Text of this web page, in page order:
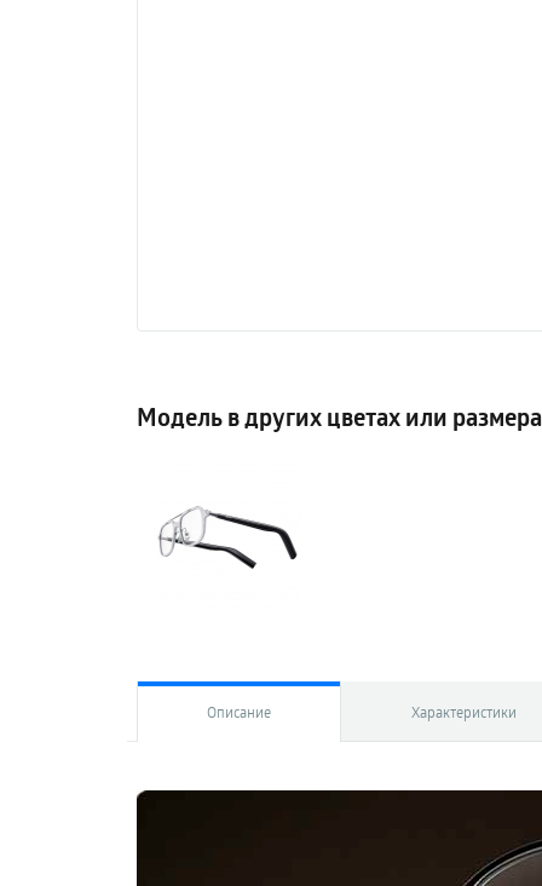
Модель в других цветах или
Описание Характеристики